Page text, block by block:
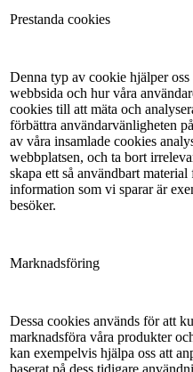
Prestanda cookies
Denna typ av cookie hjälper
webbsida och hur våra
cookies till att mäta och
förbättra användarvänligheten
av våra insamlade cookies
webbplatsen, och ta bort
skapa ett så användbart
information som vi sparar är
besöker.
Marknadsföring
Dessa cookies används för att
marknadsföra våra produkter
kan exempelvis hjälpa oss att
baserat på dess tidigare